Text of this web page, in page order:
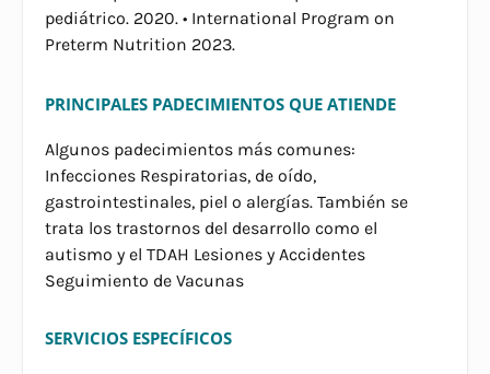
pediátrico. 2020. • International Program on
Preterm Nutrition 2023.
PRINCIPALES PADECIMIENTOS QUE ATIENDE
Algunos padecimientos más comunes:
Infecciones Respiratorias, de oído,
gastrointestinales, piel o alergías. También se
trata los trastornos del desarrollo como el
autismo y el TDAH Lesiones y Accidentes
Seguimiento de Vacunas
SERVICIOS ESPECÍFICOS